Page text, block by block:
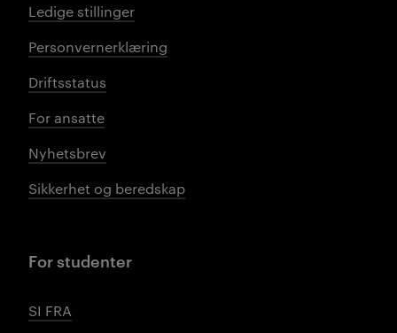
Ledige stillinger
Personvernerklæring
Driftsstatus
For ansatte
Nyhetsbrev
Sikkerhet og beredskap
For studenter
SI FRA